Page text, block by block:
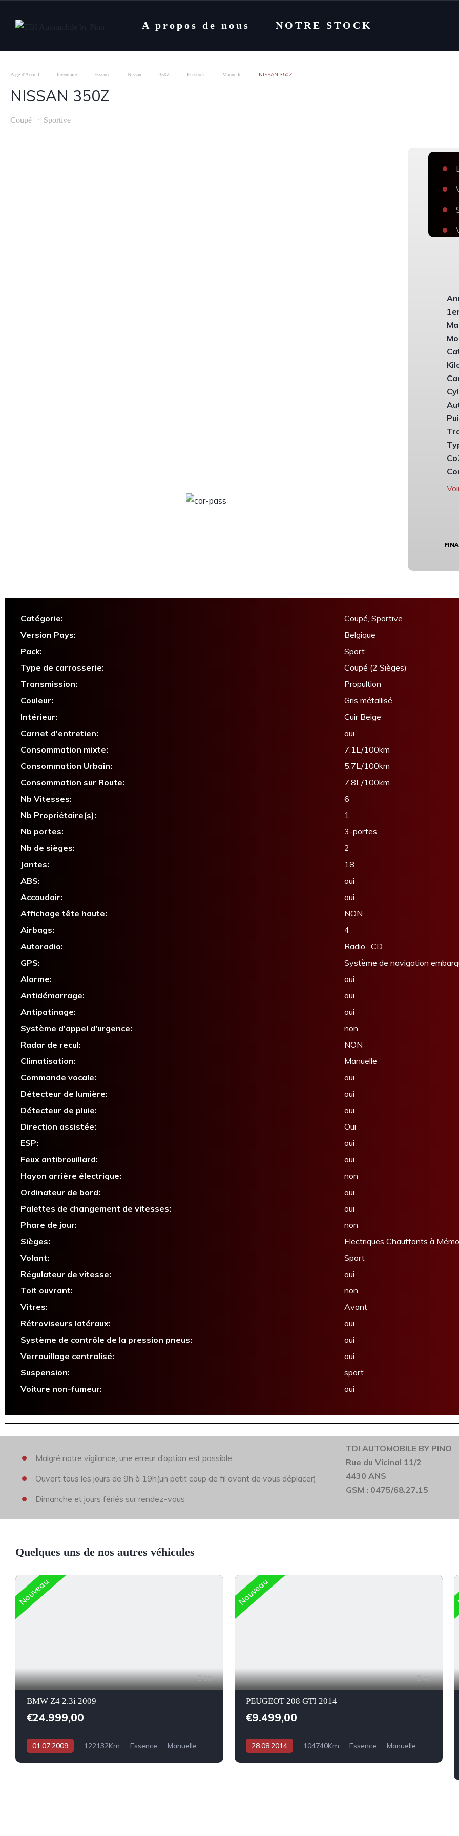
A propos de nous NOTRE STOCK
Page d'Accieil Inventaire Essence Nissan 350Z En stock Manuelle NISSAN 350Z
NISSAN 350Z
Coupé Sportive
Catégorie:
Coupé, Sportive
Version Pays:
Belgique
Pack:
Sport
Type de carrosserie:
Coupé (2 Sièges)
Transmission:
Propultion
Couleur:
Gris métallisé
Intérieur:
Cuir Beige
Carnet d'entretien:
oui
Consommation mixte:
7.1L/100km
Consommation Urbain:
5.7L/100km
Consommation sur Route:
7.8L/100km
Nb Vitesses:
6
Nb Propriétaire(s):
1
Nb portes:
3-portes
Nb de sièges:
2
Jantes:
18
ABS:
oui
Accoudoir:
oui
Affichage tête haute:
NON
Airbags:
4
Autoradio:
Radio , CD
GPS:
Système de navigation
Alarme:
oui
Antidémarrage:
oui
Antipatinage:
oui
Système d'appel d'urgence:
non
Radar de recul:
NON
Climatisation:
Manuelle
Commande vocale:
oui
Détecteur de lumière:
oui
Détecteur de pluie:
oui
Direction assistée:
Oui
ESP:
oui
Feux antibrouillard:
oui
Hayon arrière électrique:
non
Ordinateur de bord:
oui
Palettes de changement de vitesses:
oui
Phare de jour:
non
Sièges:
Electriques Chauffants à
Volant:
Sport
Régulateur de vitesse:
oui
Toit ouvrant:
non
Vitres:
Avant
Rétroviseurs latéraux:
oui
Système de contrôle de la pression pneus:
oui
Verrouillage centralisé:
oui
Suspension:
sport
Voiture non-fumeur:
oui
Malgré notre vigilance, une erreur d’option est possible
Ouvert tous les jours de 9h à 19h(un petit coup de fil avant de vous déplacer)
Dimanche et jours fériés sur rendez-vous
TDI AUTOMOBILE BY PINO
Rue du Vicinal 11/2
4430 ANS
GSM : 0475/68.27.15
Quelques uns de nos autres véhicules
Nouveau
56
BMW Z4 2.3i 2009
€24.999,00
01.07.2009 122132Km Essence Manuelle
Nouveau
47
PEUGEOT 208 GTI 2014
€9.499,00
28.08.2014 104740Km Essence Manuelle